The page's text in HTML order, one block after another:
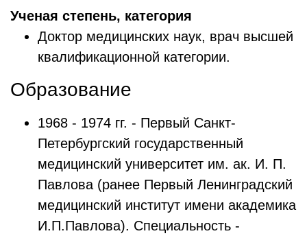
Ученая степень, категория
Доктор медицинских наук, врач высшей
квалификационной категории.
Образование
1968 - 1974 гг. - Первый Санкт-
Петербургский государственный
медицинский университет им. ак. И. П.
Павлова (ранее Первый Ленинградский
медицинский институт имени академика
И.П.Павлова). Специальность -